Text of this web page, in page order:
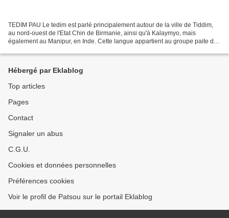
TEDIM PAU Le tedim est parlé principalement autour de la ville de Tiddim,
au nord-ouest de l'Etat Chin de Birmanie, ainsi qu'à Kalaymyo, mais
également au Manipur, en Inde. Cette langue appartient au groupe paite de
Hébergé par Eklablog
Top articles
Pages
Contact
Signaler un abus
C.G.U.
Cookies et données personnelles
Préférences cookies
Voir le profil de Patsou sur le portail Eklablog